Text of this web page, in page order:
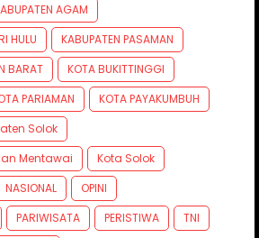
AGAM
HULU
KABUPATEN PASAMAN
BARAT
KOTA BUKITTINGGI
PARIAMAN
KOTA PAYAKUMBUH
Solok
Mentawai
Kota Solok
NASIONAL
OPINI
PARIWISATA PERISTIWA
TNI